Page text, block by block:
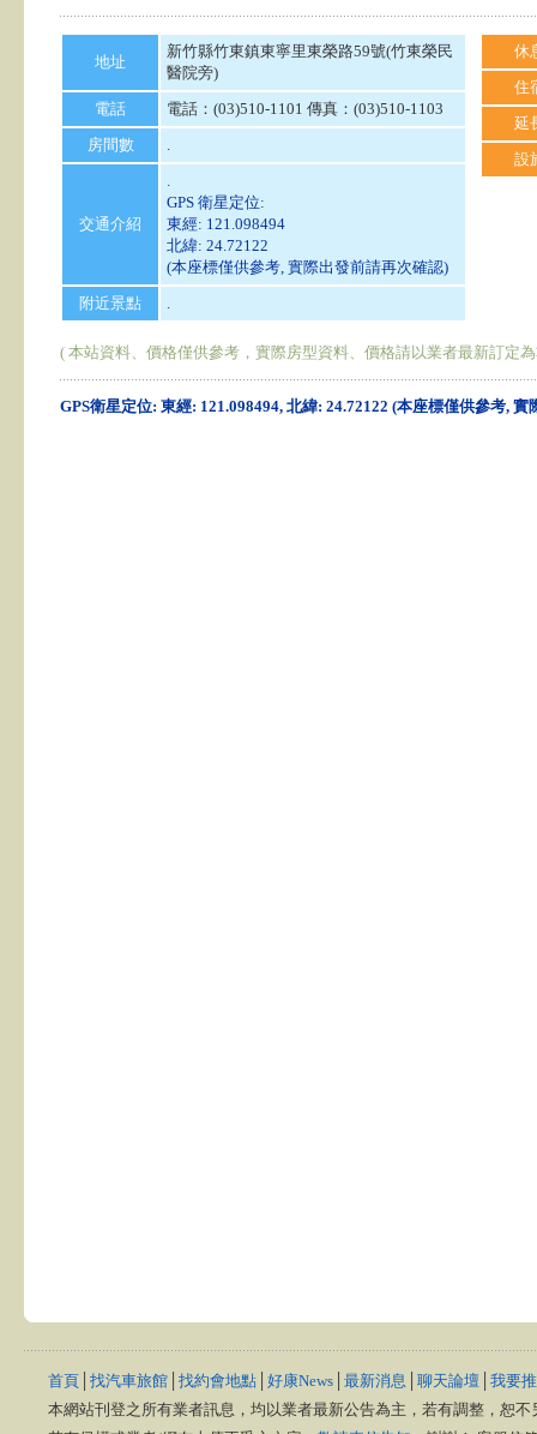
地址
新竹縣竹東鎮東寧里東榮路59號(竹東榮民
醫院旁)
電話
電話：(03)510-1101 傳真：(03)510-1103
房間數
.
交通介紹
.
GPS 衛星定位:
東經: 121.098494
北緯: 24.72122
(本座標僅供參考, 實際出發前請再次確認)
附近景點
.
休
住
延
設
( 本站資料、價格僅供參考，實際房型資料、價格請以業者最新訂定
GPS衛星定位: 東經: 121.098494, 北緯: 24.72122 (本座標僅供參考,
首頁 找汽車旅館 找約會地點 好康News 最新消息 聊天論壇 我要
本網站刊登之所有業者訊息，均以業者最新公告為主，若有調整，恕